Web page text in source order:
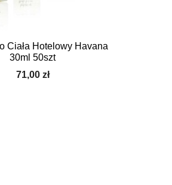
Ciała Hotelowy Havana
30ml 50szt
71,00 zł
Szybki podgląd